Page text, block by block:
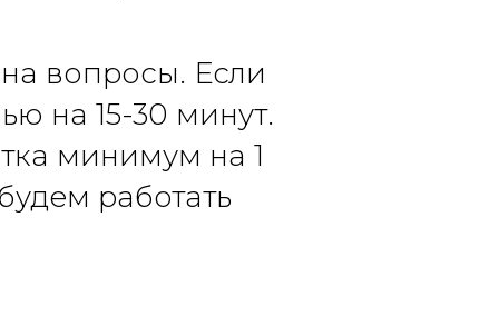
вопросы. Если
на 15-30 минут.
минимум на 1
работать